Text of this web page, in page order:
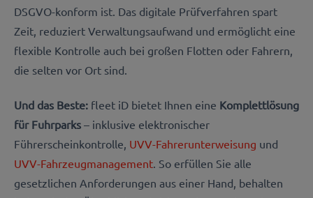
DSGVO-konform ist. Das digitale Prüfverfahren spart
Zeit, reduziert Verwaltungsaufwand und ermöglicht eine
flexible Kontrolle auch bei großen Flotten oder Fahrern,
die selten vor Ort sind.
Und das Beste: fleet iD bietet Ihnen eine Komplettlösung
für Fuhrparks – inklusive elektronischer
Führerscheinkontrolle, UVV-Fahrerunterweisung und
UVV-Fahrzeugmanagement. So erfüllen Sie alle
gesetzlichen Anforderungen aus einer Hand, behalten